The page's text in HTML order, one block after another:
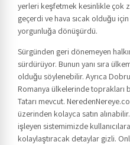
yerleri keşfetmek kesinlikle çok
geçerdi ve hava sıcak olduğu
yorgunluğa dönüşürdü.
Sürgünden geri dönemeyen
sürdürüyor. Bunun yanı sıra
olduğu söylenebilir. Ayrıca
Romanya ülkelerinde toprakları
Tatarı mevcut.
üzerinden kolayca satın
işleyen sistemimizde
kolaylaştıracak detaylar gizli.